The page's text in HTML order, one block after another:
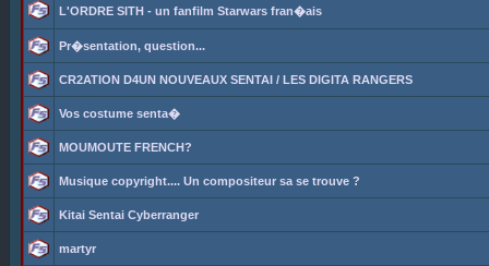
L'ORDRE SITH - un fanfilm Starwars fran�ais
Pr�sentation, question...
CR2ATION D4UN NOUVEAUX SENTAI / LES DIGITA RANGERS
Vos costume senta�
MOUMOUTE FRENCH?
Musique copyright.... Un compositeur sa se trouve ?
Kitai Sentai Cyberranger
martyr